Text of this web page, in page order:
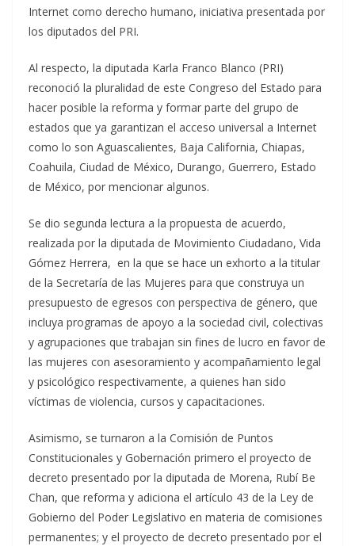
Internet como derecho humano, iniciativa presentada por
los diputados del PRI.
Al respecto, la diputada Karla Franco Blanco (PRI)
reconoció la pluralidad de este Congreso del Estado para
hacer posible la reforma y formar parte del grupo de
estados que ya garantizan el acceso universal a Internet
como lo son Aguascalientes, Baja California, Chiapas,
Coahuila, Ciudad de México, Durango, Guerrero, Estado
de México, por mencionar algunos.
Se dio segunda lectura a la propuesta de acuerdo,
realizada por la diputada de Movimiento Ciudadano, Vida
Gómez Herrera, en la que se hace un exhorto a la titular
de la Secretaría de las Mujeres para que construya un
presupuesto de egresos con perspectiva de género, que
incluya programas de apoyo a la sociedad civil, colectivas
y agrupaciones que trabajan sin fines de lucro en favor de
las mujeres con asesoramiento y acompañamiento legal
y psicológico respectivamente, a quienes han sido
víctimas de violencia, cursos y capacitaciones.
Asimismo, se turnaron a la Comisión de Puntos
Constitucionales y Gobernación primero el proyecto de
decreto presentado por la diputada de Morena, Rubí Be
Chan, que reforma y adiciona el artículo 43 de la Ley de
Gobierno del Poder Legislativo en materia de comisiones
permanentes; y el proyecto de decreto presentado por el